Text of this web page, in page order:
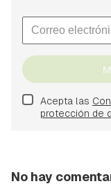
Acepta las
protección de
No hay